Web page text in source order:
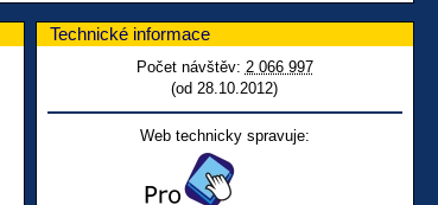
Technické informace
Počet návštěv: 2 066 997
(od 28.10.2012)
Web technicky spravuje: